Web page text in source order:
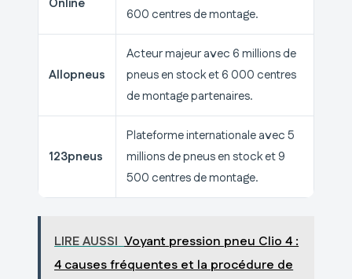
Online
600 centres de montage.
Allopneus
Acteur majeur avec 6 millions de
pneus en stock et 6 000 centres
de montage partenaires.
123pneus
Plateforme internationale avec 5
millions de pneus en stock et 9
500 centres de montage.
LIRE AUSSI Voyant pression pneu Clio 4 :
4 causes fréquentes et la procédure de